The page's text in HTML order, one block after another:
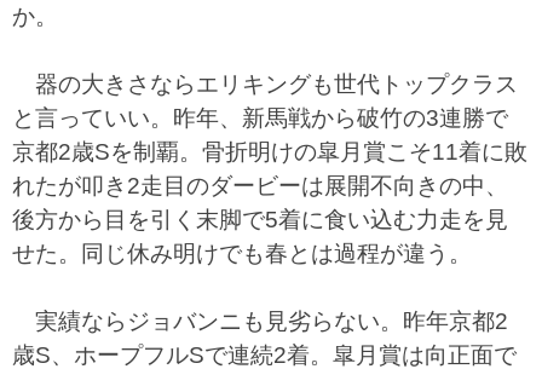
か。
器の大きさならエリキングも世代トップクラス
と言っていい。昨年、新馬戦から破竹の3連勝で
京都2歳Sを制覇。骨折明けの皐月賞こそ11着に敗
れたが叩き2走目のダービーは展開不向きの中、
後方から目を引く末脚で5着に食い込む力走を見
せた。同じ休み明けでも春とは過程が違う。
実績ならジョバンニも見劣らない。昨年京都2
歳S、ホープフルSで連続2着。皐月賞は向正面で